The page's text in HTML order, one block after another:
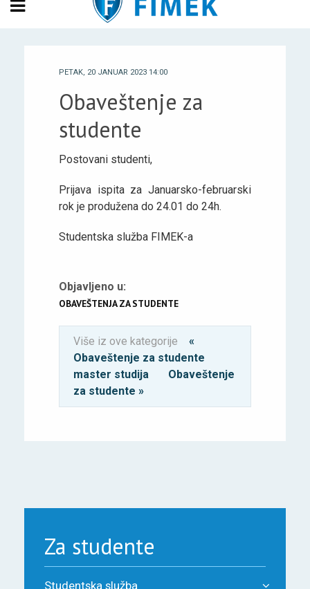
PETAK, 20 JANUAR 2023 14:00
Obaveštenje za
studente
Postovani studenti,
Prijava ispita za Januarsko-februarski
rok je produžena do 24.01 do 24h.
Studentska služba FIMEK-a
Objavljeno u:
OBAVEŠTENJA ZA STUDENTE
Više iz ove kategorije
«
Obaveštenje za studente
master studija
Obaveštenje
za studente »
Za studente
Studentska služba